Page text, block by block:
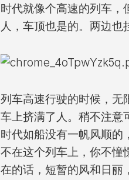
时代就像个高速的列车，
人，车顶也是的。两边也
列车高速行驶的时候，无
车上挤满了人。稍不注意
时代如船没有一帆风顺的
不在这个列车上，你不憧
在的话，短暂的风和日丽